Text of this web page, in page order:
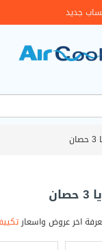
جديد
اخر عروض واسعار